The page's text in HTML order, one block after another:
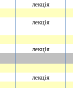
лекцiя
лекцiя
лекцiя
лекцiя